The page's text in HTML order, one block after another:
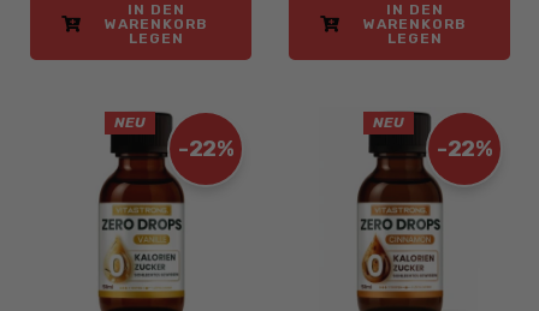
IN DEN
WARENKORB
LEGEN
IN DEN
WARENKORB
LEGEN
-22%
NEU
-22%
NEU